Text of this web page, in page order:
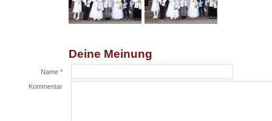
Deine Meinung
Name *
Kommentar